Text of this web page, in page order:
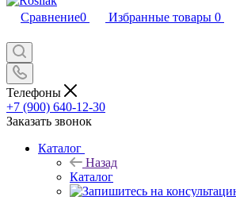
Сравнение0 Избранные товары 0
Телефоны
+7 (900) 640-12-30
Заказать звонок
Каталог
Назад
Каталог